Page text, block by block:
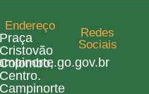
Endereço
Praça
Cristovão
Colombo,
Centro.
Campinorte
Redes
Sociais